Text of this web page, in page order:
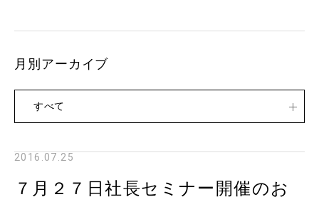
2016.07.25
７月２７日社長セミナー開催のお
月別アーカイブ
すべて